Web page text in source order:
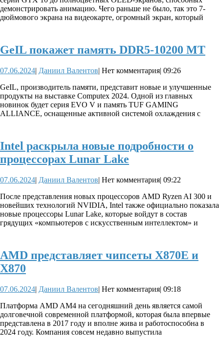
4090
с
дюймовым
экраном
демонстрировать анимацию. Чего раньше не было, так это 7-
дюймового экрана на видеокарте, огромный экран, который
GeIL покажет память DDR5-10200 МТ
07.06.202407.06.2024
| Даниил ВалентовДаниил
| Нет комментария| 09:26
GeIL, производитель памяти, представит новые и улучшенные
продукты на выставке Computex 2024. Одной из главных
новинок будет серия EVO V и память TUF GAMING
ALLIANCE, оснащенные активной системой охлаждения с
Intel раскрыла новые подробности о
процессорах Lunar Lake
новые
подробности
о
процессорах
Lake
07.06.202407.06.2024
| Даниил ВалентовДаниил
| Нет комментария| 09:22
После представления новых процессоров AMD Ryzen AI 300 и
новейших технологий NVIDIA, Intel также официально показала
новые процессоры Lunar Lake, которые войдут в состав
грядущих «компьютеров с искусственным интеллектом» и
AMD представляет чипсеты X870E и
X870
чипсеты
X870E
и
X870
07.06.202407.06.2024
| Даниил ВалентовДаниил
| Нет комментария| 09:18
Платформа AMD AM4 на сегодняшний день является самой
долговечной современной платформой, которая была впервые
представлена ​​в 2017 году и вполне жива и работоспособна в
2024 году. Компания совсем недавно выпустила